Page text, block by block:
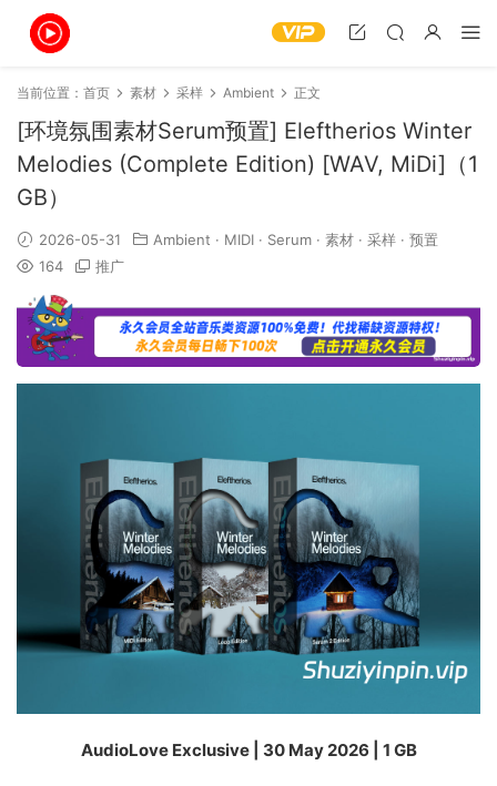
当前位置： 首页 素材 采样 Ambient 正文
[环境氛围素材Serum预置] Eleftherios Winter
Melodies (Complete Edition) [WAV, MiDi]（1
GB）
2026-05-31 Ambient · MIDI · Serum · 素材 · 采样 · 预置
164
推广
AudioLove Exclusive | 30 May 2026 | 1 GB